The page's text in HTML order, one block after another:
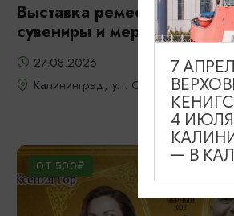
Выставка ремесленников:
сувениры и мерч
27.08.2026
Калининград, ул. Октябрьская, д. 8
ОТ 500₽
7
4 ИЮЛЯ
— В